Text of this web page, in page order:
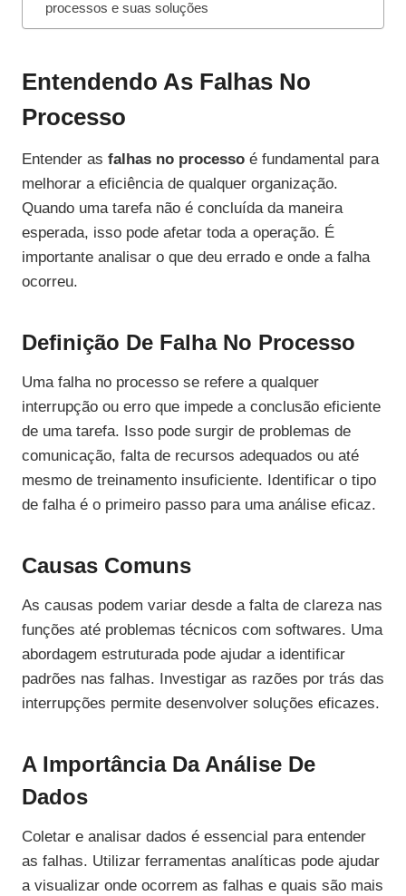
processos e suas soluções
Entendendo As Falhas No
Processo
Entender as falhas no processo é fundamental para
melhorar a eficiência de qualquer organização.
Quando uma tarefa não é concluída da maneira
esperada, isso pode afetar toda a operação. É
importante analisar o que deu errado e onde a falha
ocorreu.
Definição De Falha No Processo
Uma falha no processo se refere a qualquer
interrupção ou erro que impede a conclusão eficiente
de uma tarefa. Isso pode surgir de problemas de
comunicação, falta de recursos adequados ou até
mesmo de treinamento insuficiente. Identificar o tipo
de falha é o primeiro passo para uma análise eficaz.
Causas Comuns
As causas podem variar desde a falta de clareza nas
funções até problemas técnicos com softwares. Uma
abordagem estruturada pode ajudar a identificar
padrões nas falhas. Investigar as razões por trás das
interrupções permite desenvolver soluções eficazes.
A Importância Da Análise De
Dados
Coletar e analisar dados é essencial para entender
as falhas. Utilizar ferramentas analíticas pode ajudar
a visualizar onde ocorrem as falhas e quais são mais